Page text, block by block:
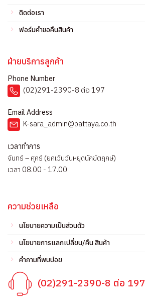
ติดต่อเรา
ฟอร์มคำขอคืนสินค้า
ฝ่ายบริการลูกค้า
Phone Number
(02)291-2390-8 ต่อ 197
Email Address
K-sara_admin@pattaya.co.th
เวลาทำการ
จันทร์ – ศุกร์ (ยกเว้นวันหยุดนักขัตฤกษ์)
เวลา 08.00 - 17.00
ความช่วยเหลือ
นโยบายความเป็นส่วนตัว
นโยบายการแลกเปลี่ยน/คืน สินค้า
คำถามที่พบบ่อย
(02)291-2390-8 ต่อ 197